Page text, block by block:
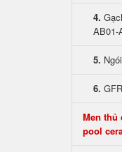
4.
AB01-
5.
6.
Men thủ
pool